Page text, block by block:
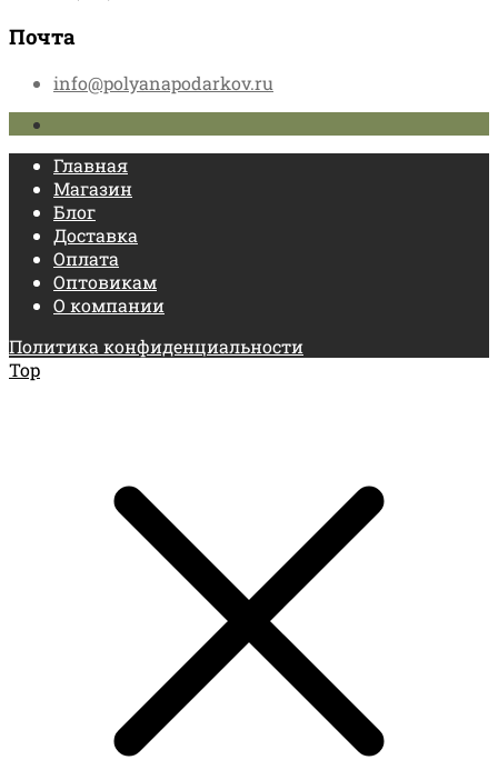
Почта
info@polyanapodarkov.ru
Главная
Магазин
Блог
Доставка
Оплата
Оптовикам
О компании
Политика конфиденциальности
Top